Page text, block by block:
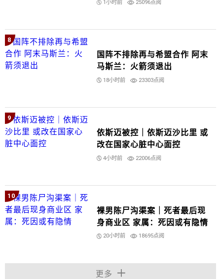
1小时前 25096点阅
8
国阵不排除再与希盟合作 阿末
马斯兰：火箭须退出
18小时前 23303点阅
9
依斯迈被控｜依斯迈沙比里 或
改在国家心脏中心面控
4小时前 22006点阅
10
裸男陈尸沟渠案｜死者最后现
身商业区 家属：死因或有隐情
20小时前 18695点阅
更多